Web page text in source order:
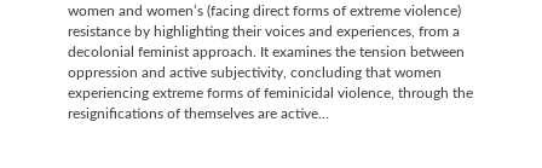
women and women’s (facing direct forms of extreme violence)
resistance by highlighting their voices and experiences, from a
decolonial feminist approach. It examines the tension between
oppression and active subjectivity, concluding that women
experiencing extreme forms of feminicidal violence, through the
resignifications of themselves are active…